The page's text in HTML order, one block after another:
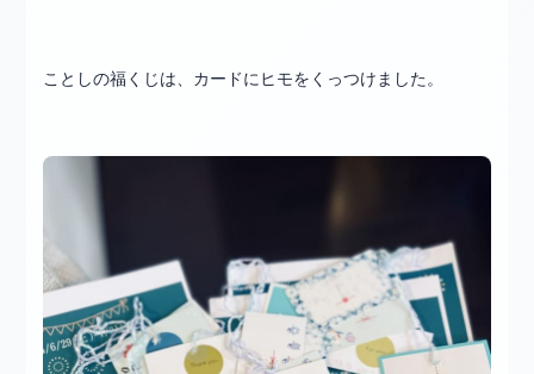
ことしの福くじは、カードにヒモをくっつけました。